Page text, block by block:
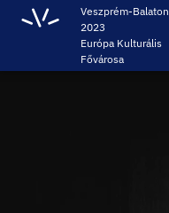
Veszprém-Balaton
2023
Európa Kulturális
Fővárosa